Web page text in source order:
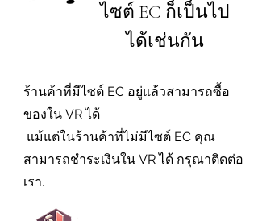
ไซต์ EC ก็เป็นไป
ได้เช่นกัน
ร้านค้าที่มีไซต์ EC อยู่แล้วสามารถซื้อ
ของใน VR ได้
แม้แต่ในร้านค้าที่ไม่มีไซต์ EC คุณ
สามารถชำระเงินใน VR ได้ กรุณาติดต่อ
เรา.